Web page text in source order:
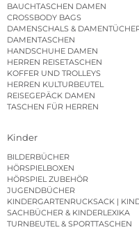
BAUCHTASCHEN DAMEN
CROSSBODY BAGS
DAMENSCHALS &
DAMENTASCHEN
HANDSCHUHE DAMEN
HERREN REISETASCHEN
KOFFER UND TROLLEYS
HERREN KULTURBEUTEL
REISEGEPÄCK DAMEN
TASCHEN FÜR HERREN
Kinder
BILDERBÜCHER
HÖRSPIELBOXEN
HÖRSPIEL ZUBEHÖR
JUGENDBÜCHER
KINDERGARTENRUCKSACK |
SACHBÜCHER & KINDERLEXIKA
TURNBEUTEL & SPORTTASCHEN